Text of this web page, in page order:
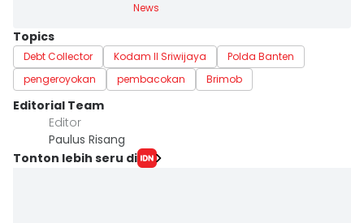
News
Topics
Debt Collector Kodam II Sriwijaya
Polda Banten
pengeroyokan
pembacokan Brimob
Editorial Team
Editor
Paulus Risang
Tonton lebih seru di